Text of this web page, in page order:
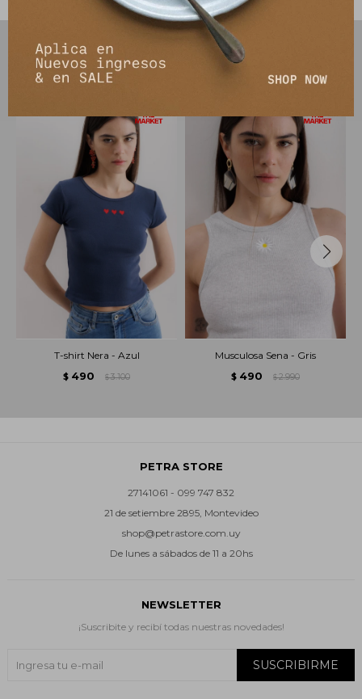
PRODUCTOS QUE TE PUEDEN INTERESAR
T-shirt Nera - Azul
$ 490 $ 3.100
Musculosa Sena - Gris
$ 490 $ 2.990
PETRA STORE
27141061 - 099 747 832
21 de setiembre 2895, Montevideo
shop@petrastore.com.uy
De lunes a sábados de 11 a 20hs
NEWSLETTER
¡Suscribite y recibí todas nuestras novedades!
SUSCRIBIRME